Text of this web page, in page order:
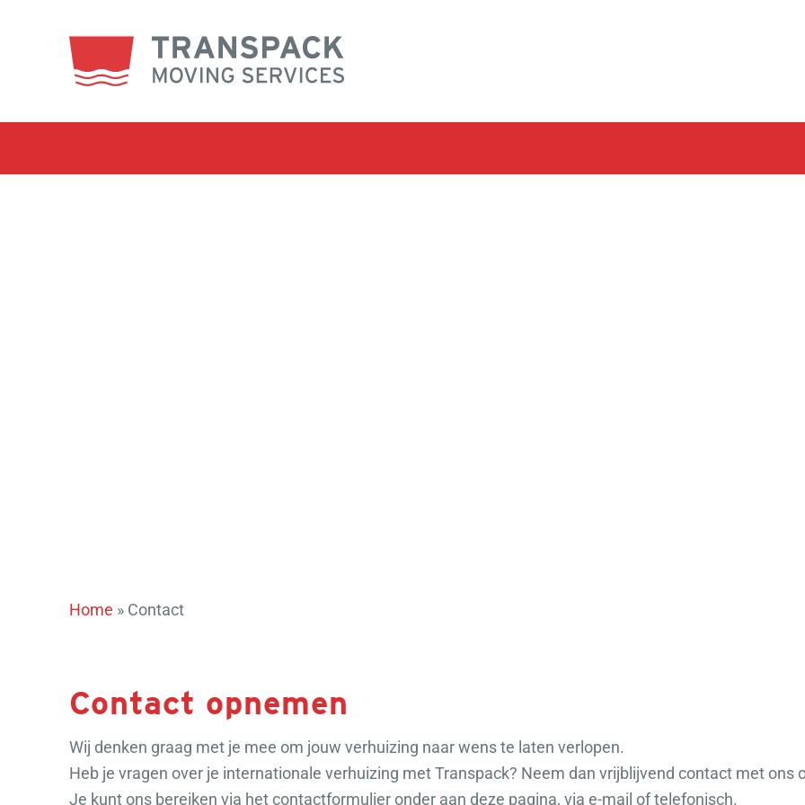
Home » Contact
Contact opnemen
Wij denken graag met je mee om jouw verhuizing naar wens te laten verlopen.
Heb je vragen over je internationale verhuizing met Transpack? Neem dan vrijblijvend contact met ons
Je kunt ons bereiken via het contactformulier onder aan deze pagina, via e-mail of telefonisch.